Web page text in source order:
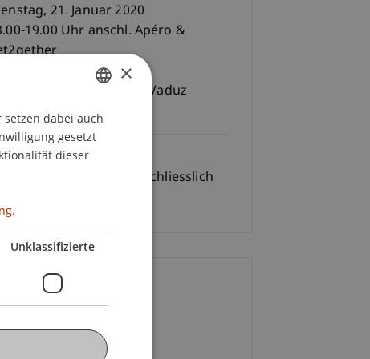
21. Januar 2020
19.00 Uhr anschl. Apéro &
Liechtenstein, Vaduz
6 (H6)
Gebühren
100.- pro Person, einschliesslich
Kontakt
Züger
GERMAN
ENGLISH
×
dabei auch
gesetzt
dieser
Unklassifizierte